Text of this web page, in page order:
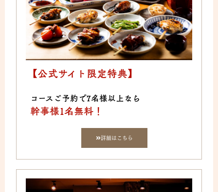
【公式サイト限定特典】
コースご予約で7名様以上なら
幹事様1名無料！
詳細はこちら